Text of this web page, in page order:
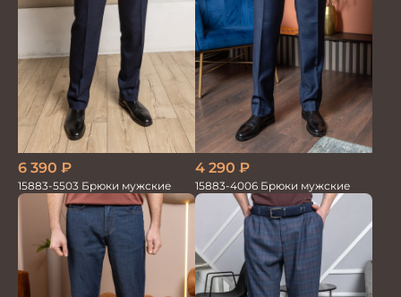
6 390 ₽
15883-5503 Брюки мужские
4 290 ₽
15883-4006 Брюки мужские